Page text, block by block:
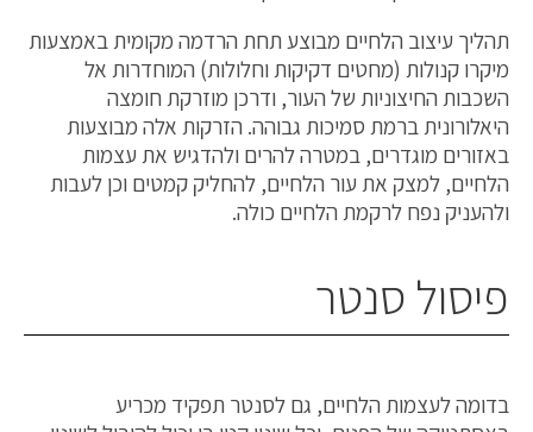
תהליך עיצוב הלחיים מבוצע תחת הרדמה מקומית באמצעות
מיקרו קנולות (מחטים דקיקות וחלולות) המוחדרות אל
השכבות החיצוניות של העור, ודרכן מוזרקת חומצה
היאלורונית ברמת סמיכות גבוהה. הזרקות אלה מבוצעות
באזורים מוגדרים, במטרה להרים ולהדגיש את עצמות
הלחיים, למצק את עור הלחיים, להחליק קמטים וכן לעבות
ולהעניק נפח לרקמת הלחיים כולה.
פיסול סנטר
בדומה לעצמות הלחיים, גם לסנטר תפקיד מכריע